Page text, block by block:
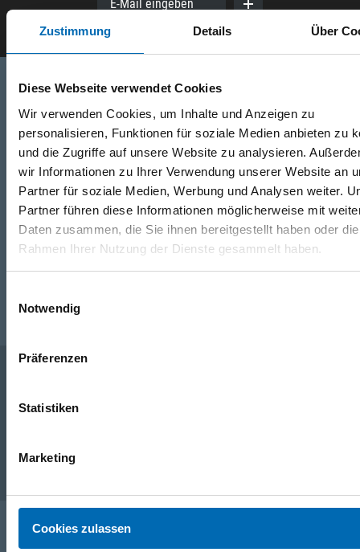
Zustimmung Details Über
Diese Webseite verwendet Cookies
Wir verwenden Cookies, um Inhalte und Anzeigen zu
personalisieren, Funktionen für soziale Medien anbieten zu
und die Zugriffe auf unsere Website zu analysieren.
wir Informationen zu Ihrer Verwendung unserer Website an
Partner für soziale Medien, Werbung und Analysen weiter.
Partner führen diese Informationen möglicherweise mit
Daten zusammen, die Sie ihnen bereitgestellt haben oder
Rahmen Ihrer Nutzung der Dienste gesammelt haben.
Notwendig
Präferenzen
Statistiken
Marketing
Cookies zulassen
E-Mail eingeben
Telefon
+49 871 973 899
WhatsApp
+49 (0)151 172 082 54
Folgen Sie uns